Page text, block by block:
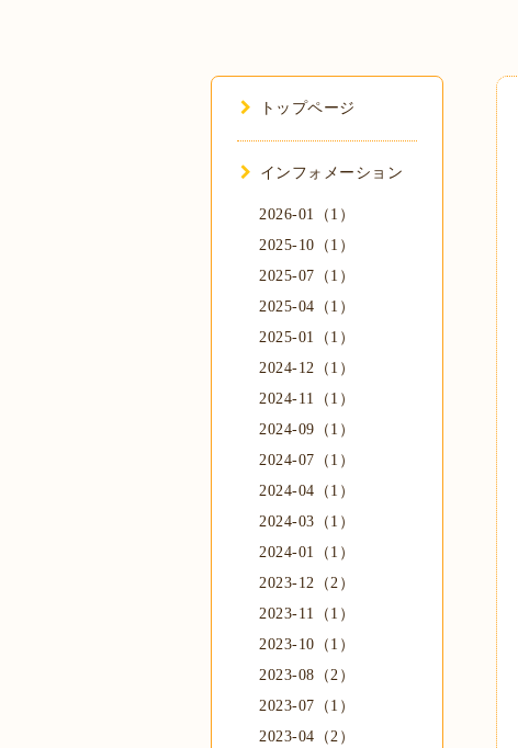
トップページ
インフォメーション
2026-01（1）
2025-10（1）
2025-07（1）
2025-04（1）
2025-01（1）
2024-12（1）
2024-11（1）
2024-09（1）
2024-07（1）
2024-04（1）
2024-03（1）
2024-01（1）
2023-12（2）
2023-11（1）
2023-10（1）
2023-08（2）
2023-07（1）
2023-04（2）